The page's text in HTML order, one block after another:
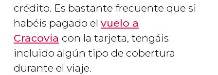
crédito. Es bastante frecuente que si
habéis pagado el vuelo a
Cracovia con la tarjeta, tengáis
incluido algún tipo de cobertura
durante el viaje.